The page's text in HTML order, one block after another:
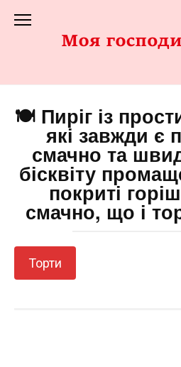
до
🍽️ Пиріг із
які завжди є
смачно та
бісквіту
покриті
смачно, що і
Торти